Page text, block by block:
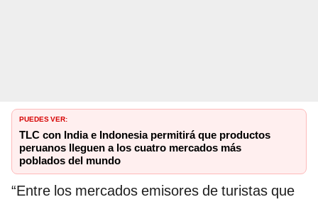
PUEDES VER:
TLC con India e Indonesia permitirá que productos
peruanos lleguen a los cuatro mercados más
poblados del mundo
“Entre los mercados emisores de turistas que